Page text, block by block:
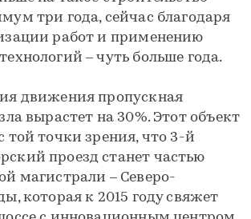
три года, сейчас благодаря
работ и применению
– чуть больше года.
движения пропускная
вырастет на 30%. Этот объект
той точки зрения, что 3-й
проезд станет частью
магистрали – Северо-
которая к 2015 году свяжет